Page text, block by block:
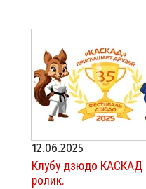
12.06.2025
Клубу дзюдо КАСКАД
ролик.